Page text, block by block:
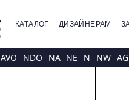
КАТАЛОГ ДИЗАЙНЕРАМ
AVO NDO NA NE N NW AG